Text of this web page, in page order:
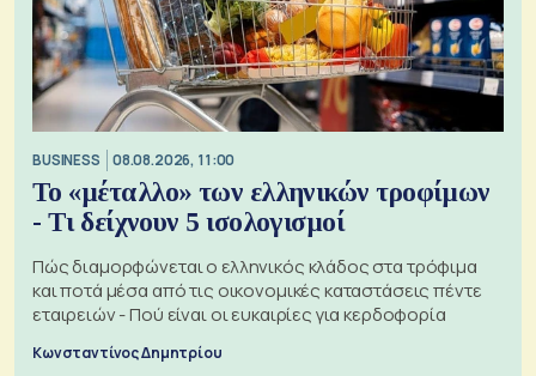
BUSINESS 08.08.2026, 11:00
Το «μέταλλο» των ελληνικών τροφίμων
- Τι δείχνουν 5 ισολογισμοί
Πώς διαμορφώνεται ο ελληνικός κλάδος στα τρόφιμα
και ποτά μέσα από τις οικονομικές καταστάσεις πέντε
εταιρειών - Πού είναι οι ευκαιρίες για κερδοφορία
Κωνσταντίνος Δημητρίου